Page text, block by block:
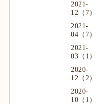
2021-
12（7）
2021-
04（7）
2021-
03（1）
2020-
12（2）
2020-
10（1）